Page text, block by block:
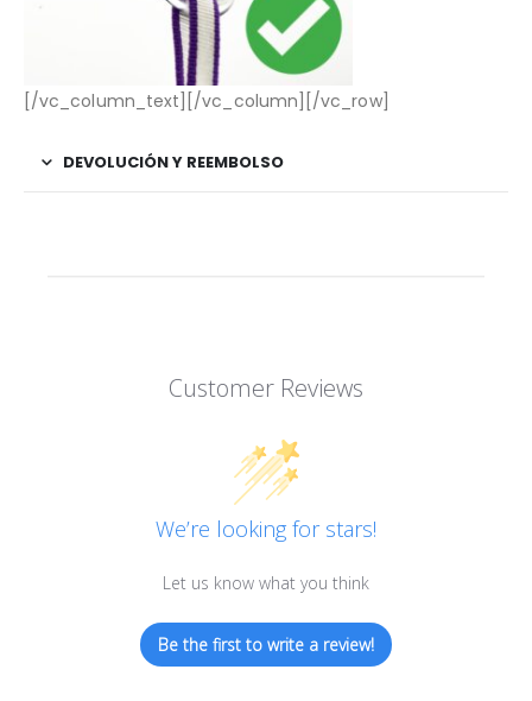
[/vc_column_text][/vc_column][/vc_row]
DEVOLUCIÓN Y REEMBOLSO
Customer Reviews
We’re looking for stars!
Let us know what you think
Be the first to write a review!